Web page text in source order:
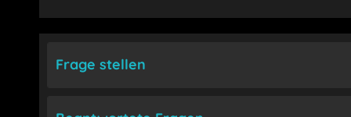
Frage stellen